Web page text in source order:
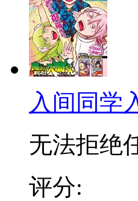
入间同学
无法拒绝
评分: